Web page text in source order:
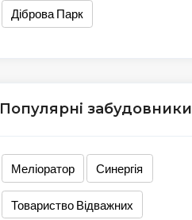
Діброва Парк
Популярні забудовники
Меліоратор Синергія
Товариство Відважних